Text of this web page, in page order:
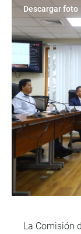
Descargar foto
La Comisión